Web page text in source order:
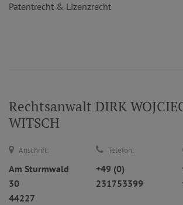
Patentrecht & Lizenzrecht
Rechtsanwalt DIRK
WITSCH
Anschrift:
Am Sturmwald
30
44227
Telefon:
+49 (0)
231753399